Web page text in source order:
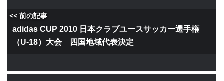
<< 前の記事
adidas CUP 2010 日本クラブユースサッカー選手権
（U-18）大会 四国地域代表決定